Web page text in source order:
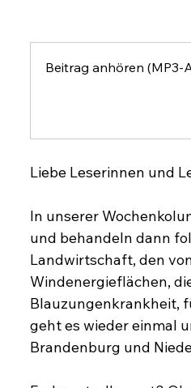
Beitrag anhören (MP3-
Liebe Leserinnen und
In unserer
und behandeln dann
Landwirtschaft, den
Windenergieflächen,
Blauzungenkrankheit,
geht es wieder einmal
Brandenburg und